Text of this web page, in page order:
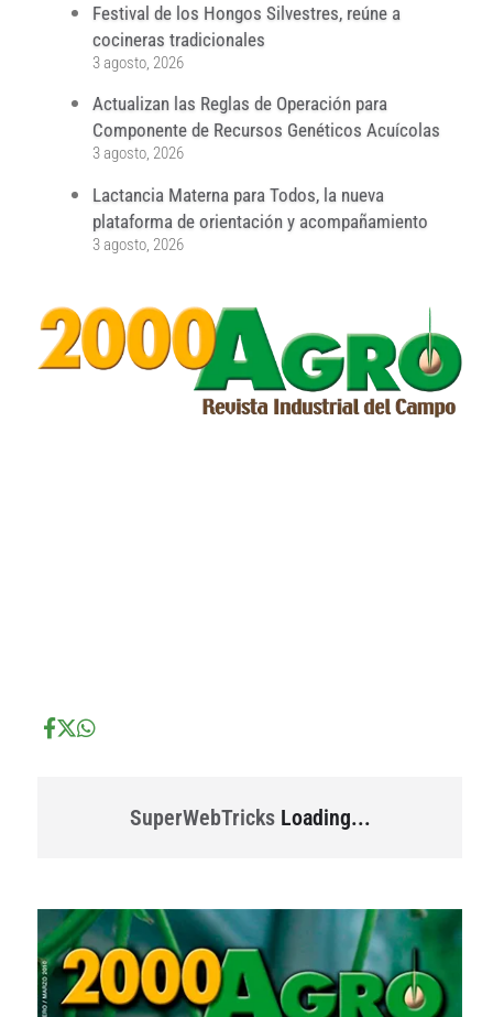
Festival de los Hongos Silvestres, reúne a
cocineras tradicionales
3 agosto, 2026
Actualizan las Reglas de Operación para
Componente de Recursos Genéticos Acuícolas
3 agosto, 2026
Lactancia Materna para Todos, la nueva
plataforma de orientación y acompañamiento
3 agosto, 2026
SuperWebTricksLoading...